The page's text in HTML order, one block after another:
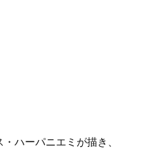
ハーパニエミが描き、